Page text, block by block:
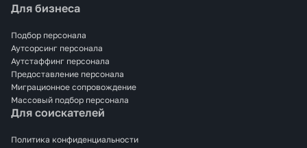
Для бизнеса
Подбор персонала
Аутсорсинг персонала
Аутстаффинг персонала
Предоставление персонала
Миграционное сопровождение
Массовый подбор персонала
Для соискателей
Политика конфиденциальности